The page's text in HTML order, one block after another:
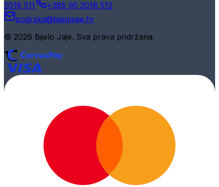
2018 511
+385 95 2018 512
podrska@bijelojaje.hr
© 2026 Bijelo Jaje. Sva prava pridržana.